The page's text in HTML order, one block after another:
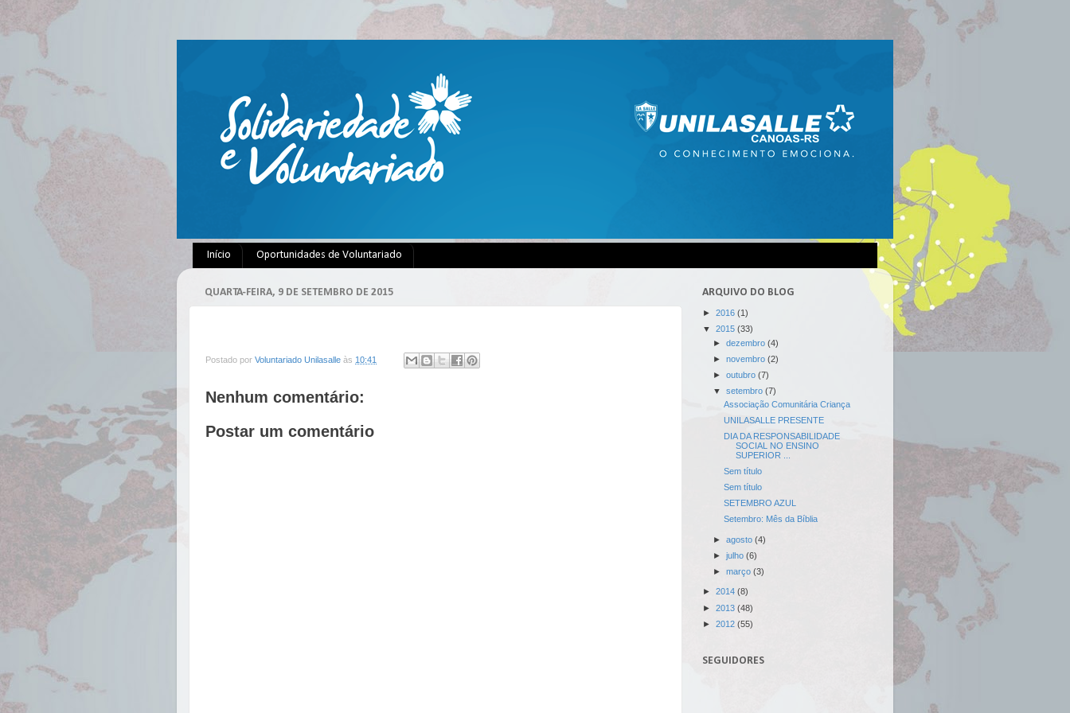
Início Oportunidades de Voluntariado
QUARTA-FEIRA, 9 DE SETEMBRO DE 2015
Postado por Voluntariado Unilasalle às 10:41
Nenhum comentário:
Postar um comentário
ARQUIVO DO BLOG
► 2016 (1)
▼ 2015 (33)
► dezembro (4)
► novembro (2)
► outubro (7)
▼ setembro (7)
Associação Comunitária Criança
UNILASALLE PRESENTE
DIA DA RESPONSABILIDADE
SOCIAL NO ENSINO
SUPERIOR ...
Sem título
Sem título
SETEMBRO AZUL
Setembro: Mês da Bíblia
► agosto (4)
► julho (6)
► março (3)
► 2014 (8)
► 2013 (48)
► 2012 (55)
SEGUIDORES